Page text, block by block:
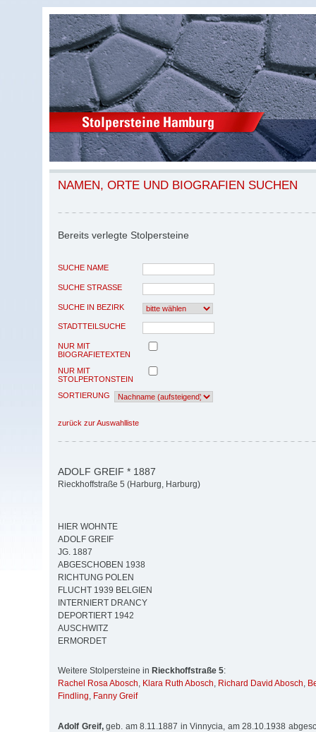
NAMEN, ORTE UND BIOGRAFIEN SUCHEN
Bereits verlegte Stolpersteine
SUCHE NAME
SUCHE STRASSE
SUCHE IN BEZIRK
STADTTEILSUCHE
NUR MIT
BIOGRAFIETEXTEN
NUR MIT
STOLPERTONSTEIN
SORTIERUNG
zurück zur Auswahlliste
ADOLF GREIF * 1887
Rieckhoffstraße 5 (Harburg, Harburg)
HIER WOHNTE
ADOLF GREIF
JG. 1887
ABGESCHOBEN 1938
RICHTUNG POLEN
FLUCHT 1939 BELGIEN
INTERNIERT DRANCY
DEPORTIERT 1942
AUSCHWITZ
ERMORDET
Weitere Stolpersteine in Rieckhoffstraße 5:
Rachel Rosa Abosch, Klara Ruth Abosch, Richard David Abosch,
Findling, Fanny Greif
Adolf Greif,geb. am 8.11.1887 in Vinnycia, am 28.10.1938